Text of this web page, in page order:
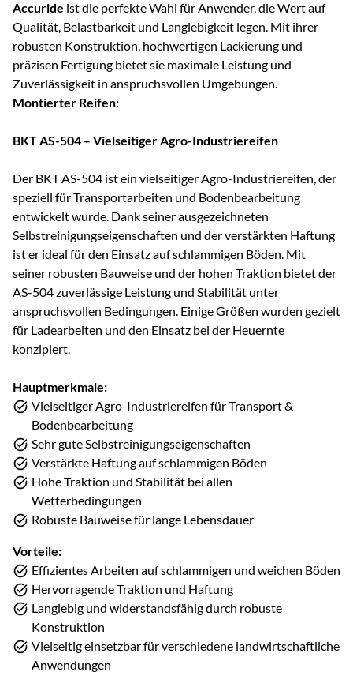
Accuride ist die perfekte Wahl für Anwender, die Wert auf
Qualität, Belastbarkeit und Langlebigkeit legen. Mit ihrer
robusten Konstruktion, hochwertigen Lackierung und
präzisen Fertigung bietet sie maximale Leistung und
Zuverlässigkeit in anspruchsvollen Umgebungen.
Montierter Reifen:
BKT AS-504 – Vielseitiger Agro-Industriereifen
Der BKT AS-504 ist ein vielseitiger Agro-Industriereifen, der
speziell für Transportarbeiten und Bodenbearbeitung
entwickelt wurde. Dank seiner ausgezeichneten
Selbstreinigungseigenschaften und der verstärkten Haftung
ist er ideal für den Einsatz auf schlammigen Böden. Mit
seiner robusten Bauweise und der hohen Traktion bietet der
AS-504 zuverlässige Leistung und Stabilität unter
anspruchsvollen Bedingungen. Einige Größen wurden gezielt
für Ladearbeiten und den Einsatz bei der Heuernte
konzipiert.
Hauptmerkmale:
Vielseitiger Agro-Industriereifen für Transport &
Bodenbearbeitung
Sehr gute Selbstreinigungseigenschaften
Verstärkte Haftung auf schlammigen Böden
Hohe Traktion und Stabilität bei allen
Wetterbedingungen
Robuste Bauweise für lange Lebensdauer
Vorteile:
Effizientes Arbeiten auf schlammigen und weichen Böden
Hervorragende Traktion und Haftung
Langlebig und widerstandsfähig durch robuste
Konstruktion
Vielseitig einsetzbar für verschiedene landwirtschaftliche
Anwendungen